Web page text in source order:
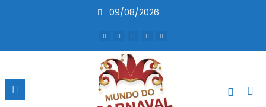
09/08/2026